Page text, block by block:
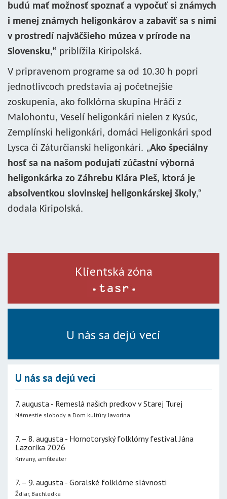
budú mať možnosť spoznať a vypočuť si známych
i menej známych heligonkárov a zabaviť sa s nimi
v prostredí najväčšieho múzea v prírode na
Slovensku,“ priblížila Kiripolská.
V pripravenom programe sa od 10.30 h popri
jednotlivcoch predstavia aj početnejšie
zoskupenia, ako folklórna skupina Hráči z
Malohontu, Veselí heligonkári nielen z Kysúc,
Zemplínski heligonkári, domáci Heligonkári spod
Lysca či Záturčianski heligonkári. „Ako špeciálny
hosť sa na našom podujatí zúčastní výborná
heligonkárka zo Záhrebu Klára Pleš, ktorá je
absolventkou slovinskej heligonkárskej školy,“
dodala Kiripolská.
Klientská zóna
U nás sa dejú veci
U nás sa dejú veci
7. augusta - Remeslá našich predkov v Starej Turej
Námestie slobody a Dom kultúry Javorina
7. – 8. augusta - Hornotoryský folklórny festival Jána
Lazoríka 2026
Krivany, amfiteáter
7. – 9. augusta - Goralské folklórne slávnosti
Ždiar, Bachledka